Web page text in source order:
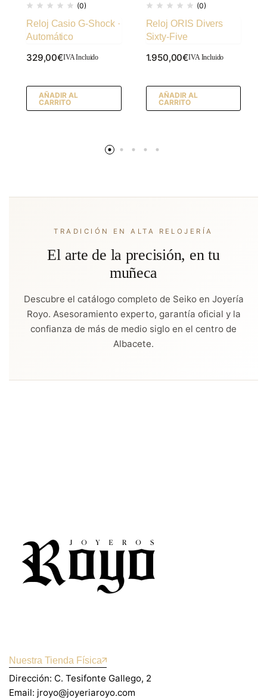
(0)
Reloj Casio G-Shock ·
Automático
329,00€IVA Incluido
AÑADIR AL
CARRITO
(0)
Reloj ORIS Divers
Sixty-Five
1.950,00€IVA Incluido
AÑADIR AL
CARRITO
TRADICIÓN EN ALTA RELOJERÍA
El arte de la precisión, en tu
muñeca
Descubre el catálogo completo de Seiko en Joyería
Royo. Asesoramiento experto, garantía oficial y la
confianza de más de medio siglo en el centro de
Albacete.
Nuestra Tienda Física
Dirección: C. Tesifonte Gallego, 2
Email: jroyo@joyeriaroyo.com